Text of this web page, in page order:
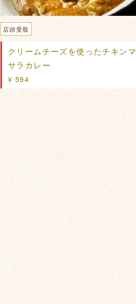
店頭受取
クリームチーズを使ったチキンマ
サラカレー
¥ 594